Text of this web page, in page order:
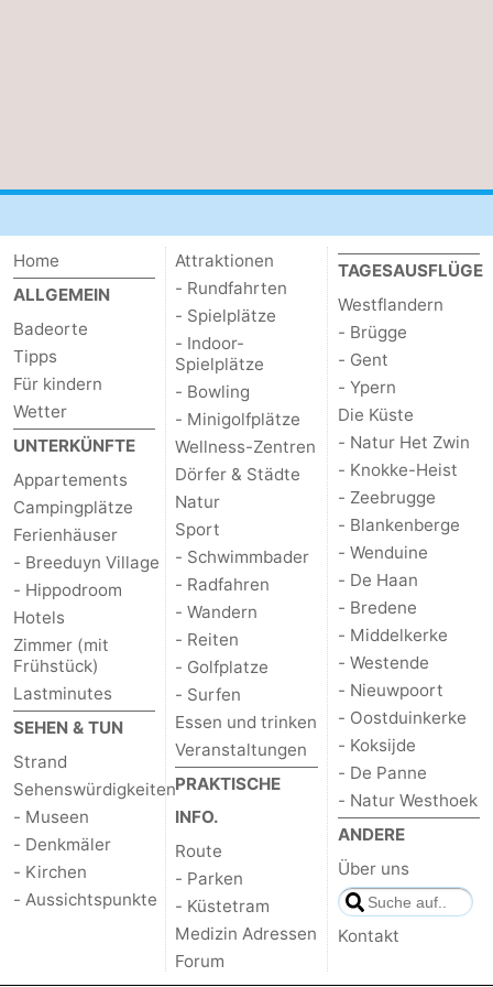
Home
ALLGEMEIN
Badeorte
Tipps
Für kindern
Wetter
UNTERKÜNFTE
Appartements
Campingplätze
Ferienhäuser
- Breeduyn Village
- Hippodroom
Hotels
Zimmer (mit
Frühstück)
Lastminutes
SEHEN & TUN
Strand
Sehenswürdigkeiten
- Museen
- Denkmäler
- Kirchen
- Aussichtspunkte
Attraktionen
- Rundfahrten
- Spielplätze
- Indoor-
Spielplätze
- Bowling
- Minigolfplätze
Wellness-Zentren
Dörfer & Städte
Natur
Sport
- Schwimmbader
- Radfahren
- Wandern
- Reiten
- Golfplatze
- Surfen
Essen und trinken
Veranstaltungen
PRAKTISCHE
INFO.
Route
- Parken
- Küstetram
Medizin Adressen
Forum
TAGESAUSFLÜGE
Westflandern
- Brügge
- Gent
- Ypern
Die Küste
- Natur Het Zwin
- Knokke-Heist
- Zeebrugge
- Blankenberge
- Wenduine
- De Haan
- Bredene
- Middelkerke
- Westende
- Nieuwpoort
- Oostduinkerke
- Koksijde
- De Panne
- Natur Westhoek
ANDERE
Über uns
Kontakt